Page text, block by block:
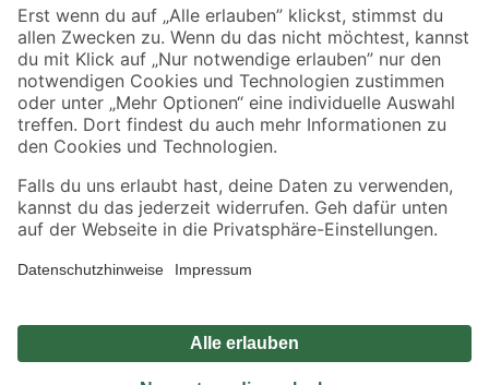
Sicher einkaufen
Jetzt die toom-App herunterladen
Alle Preisangaben in EUR inkl. gesetzl. MwSt.. Die dargestellten Angebote sind unter
Umständen nicht in allen Märkten verfügbar. Die angegebenen Verfügbarkeiten beziehen
Produkte nur solange der Vorrat reicht.
*Paketversand ab 59 € versandkostenfrei, gilt nicht für Artikel mit Speditionsversand, hier
Privatsphäre Impressum
Nutzungsbedingungen
Widerrufsrecht
Vertrag widerrufen